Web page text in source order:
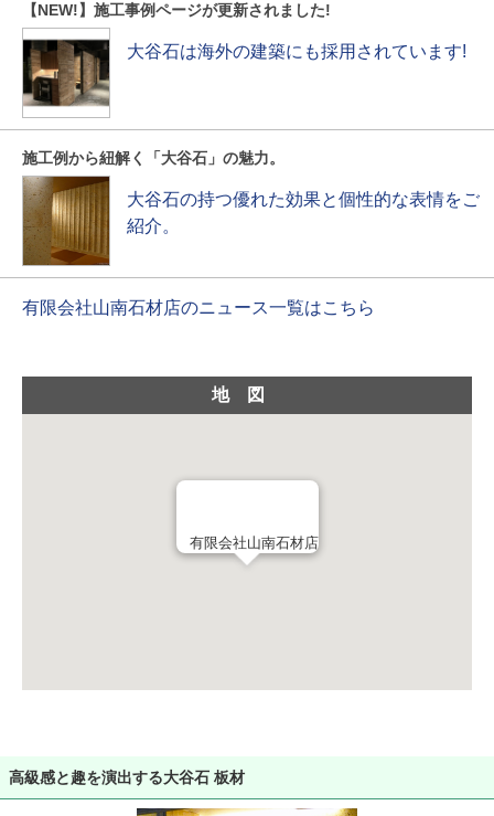
【NEW!】施工事例ページが更新されました!
大谷石は海外の建築にも採用されています!
施工例から紐解く「大谷石」の魅力。
大谷石の持つ優れた効果と個性的な表情をご
紹介。
有限会社山南石材店のニュース一覧はこちら
地図
有限会社山南石材店
高級感と趣を演出する大谷石 板材